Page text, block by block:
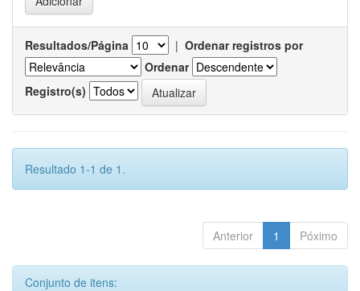
Resultados/Página | Ordenar registros por
Ordenar
Registro(s)
Resultado 1-1 de 1.
Anterior 1 Póximo
Conjunto de itens: